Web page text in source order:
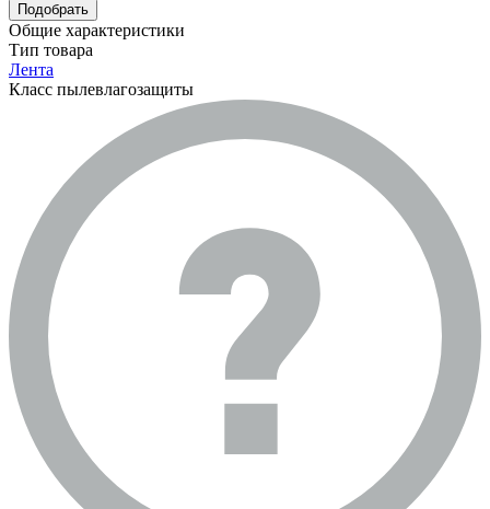
Подобрать
Общие характеристики
Тип товара
Лента
Класс пылевлагозащиты